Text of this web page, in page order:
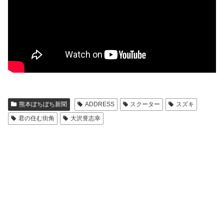
熊本ぼちぼち新聞 ADDRESS スクーター
スズキ
君の住む街角
大沢誉志幸